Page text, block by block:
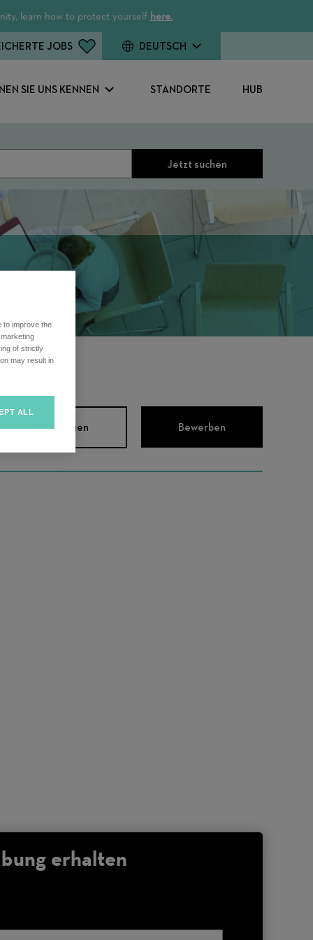
learn how to protect yourself here.
SIE UNS KENNEN STANDORTE HUB
JOBS DEUTSCH
Jetzt suchen
anzeigen Bewerben
erhalten
to improve the
of strictly
may result in
ALL